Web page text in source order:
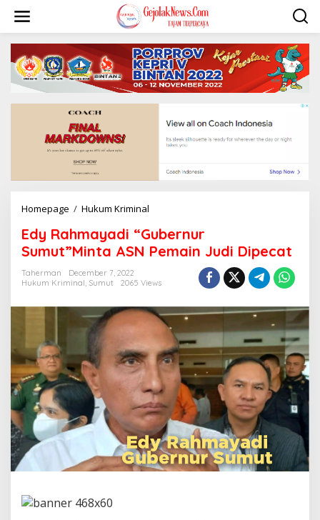
i
Homepage / Hukum Kriminal
y
R
a
m
y
a
d
i
"
u
b
e
r
n
u
r
Edy Rahmayadi “Gubernur
Sumut”Minta ASN Pemain Judi Dipecat
Taherman
December 7, 2022
Hukum Kriminal, Sumut 2065 Views